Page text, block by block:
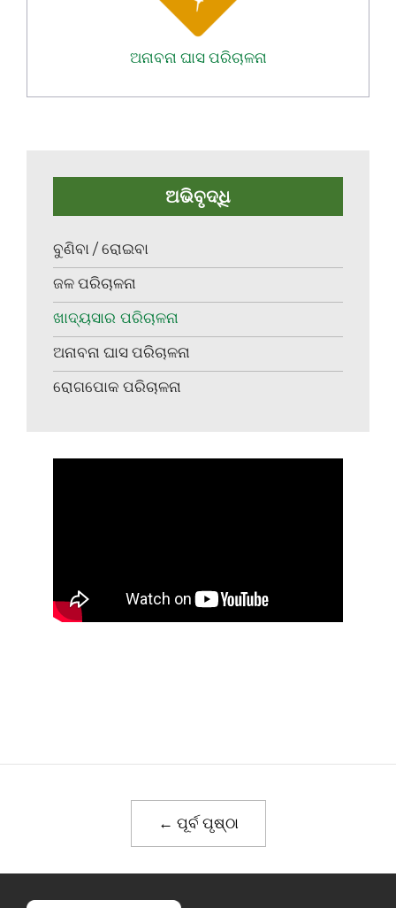
ଅନାବନା ଘାସ ପରିଚାଳନା
ଅଭିବୃଦ୍ଧି
ବୁଣିବା / ରୋଇବା
ଜଳ ପରିଚାଳନା
ଖାଦ୍ୟସାର ପରିଚାଳନା
ଅନାବନା ଘାସ ପରିଚାଳନା
ରୋଗପୋକ ପରିଚାଳନା
← ପୂର୍ବ ପୃଷ୍ଠା